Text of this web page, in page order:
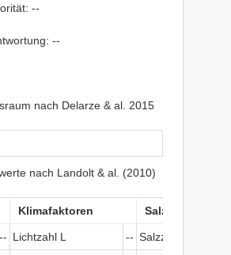
--
--
nach Delarze & al. 2015
nach Landolt & al. (2010)
Klimafaktoren Salztoleranz
-- Lichtzahl L -- Salzzeichen